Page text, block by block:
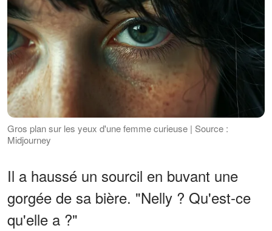
Gros plan sur les yeux d'une femme curieuse | Source :
Midjourney
Il a haussé un sourcil en buvant une
gorgée de sa bière. "Nelly ? Qu'est-ce
qu'elle a ?"